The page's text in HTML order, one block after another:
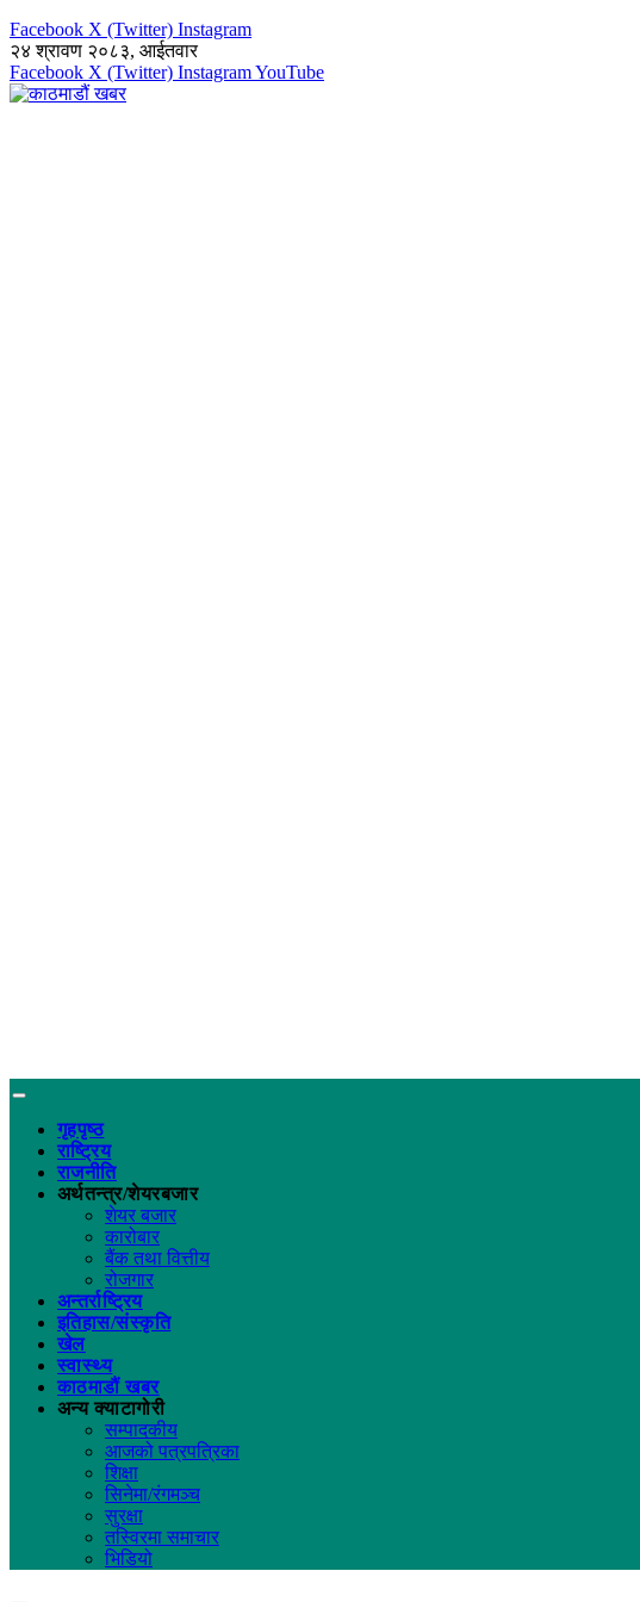
Facebook X (Twitter) Instagram
२४ श्रावण २०८३, आईतवार
Facebook X (Twitter) InstagramYouTube
गृहपृष्ठ
राष्ट्रिय
राजनीति
अर्थतन्त्र/शेयरबजार
शेयर बजार
कारोबार
बैंक तथा वित्तीय
रोजगार
अन्तर्राष्ट्रिय
इतिहास/संस्कृति
खेल
स्वास्थ्य
काठमाडौं खबर
अन्य क्याटागोरी
सम्पादकीय
आजको पत्रपत्रिका
शिक्षा
सिनेमा/रंगमञ्च
सुरक्षा
तस्विरमा समाचार
भिडियो